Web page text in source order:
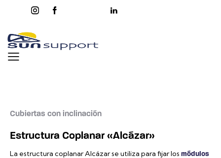
instagramfacebook-
youtube2
linkedin
Cubiertas con inclinación
Estructura Coplanar «Alcázar»
La estructura coplanar Alcázar se utiliza para fijar los módulos